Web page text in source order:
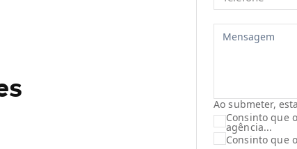
Ao submeter,
Consinto que
agência...
Consinto que